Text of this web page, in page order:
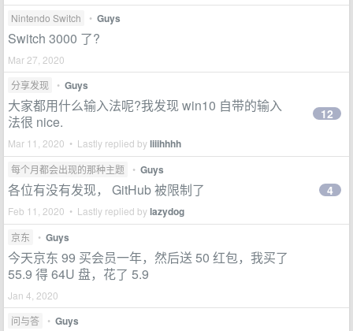
Nintendo Switch • Guys
Switch 3000 了?
Mar 27, 2020
分享发现
• Guys
大家都用什么输入法呢?我发现 win10 自带的输入
法很 nice.
Mar 11, 2020 • Lastly replied byliiihhhh
12
每个月都会出现的那种主题 • Guys
各位有没有发现， GitHub 被限制了
Feb 11, 2020 • Lastly replied bylazydog
4
京东 • Guys
今天京东 99 买会员一年，然后送 50 红包，我买了
55.9 得 64U 盘，花了 5.9
Jan 4, 2020
问与答
• Guys